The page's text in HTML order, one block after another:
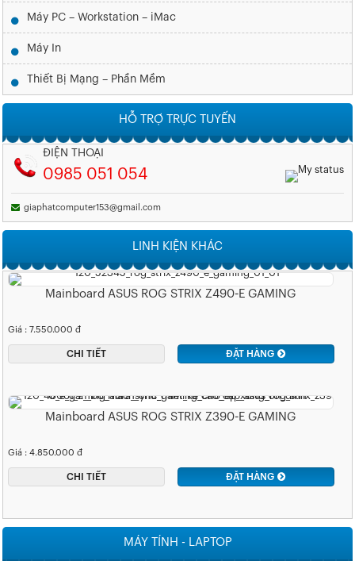
Máy PC – Workstation – iMac
Máy In
Thiết Bị Mạng – Phần Mềm
HỖ TRỢ TRỰC TUYẾN
ĐIỆN THOẠI
0985 051 054
giaphatcomputer153@gmail.com
LINH KIỆN KHÁC
Mainboard ASUS ROG STRIX Z490-E GAMING
Giá : 7.550.000 đ
CHI TIẾT ĐẶT HÀNG
Mainboard ASUS ROG STRIX Z390-E GAMING
Giá : 4.850.000 đ
CHI TIẾT ĐẶT HÀNG
MÁY TÍNH - LAPTOP